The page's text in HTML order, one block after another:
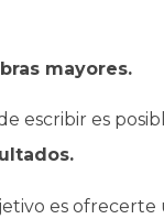
mayores.
escribir es
es